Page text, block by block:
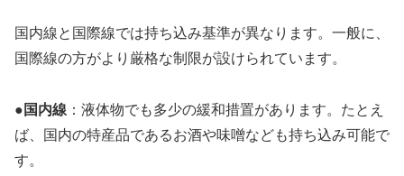
国内線と国際線では持ち込み基準が異なります。一般に、
国際線の方がより厳格な制限が設けられています。
● 国内線 ：液体物でも多少の緩和措置があります。たとえ
ば、国内の特産品であるお酒や味噌なども持ち込み可能で
す。